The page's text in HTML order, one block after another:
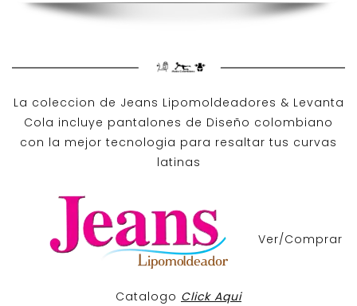
La coleccion de Jeans Lipomoldeadores & Levanta
Cola incluye pantalones de Diseño colombiano
con la mejor tecnologia para resaltar tus curvas
latinas
Ver/Comprar
Catalogo Click Aqui